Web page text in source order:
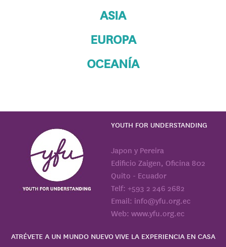
ASIA
EUROPA
OCEANÍA
YOUTH FOR UNDERSTANDING
Japon y Pereira
Edificio Zaigen, Oficina 802
Quito - Ecuador
Telf: +593 2 246 2682
Email: info@yfu.org.ec
Web: www.yfu.org.ec
ATRÉVETE A UN MUNDO NUEVO VIVE LA EXPERIENCIA EN CASA